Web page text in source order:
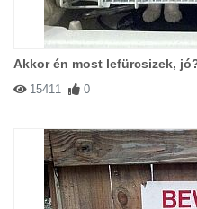
Akkor én most lefürcsizek,
15411 0